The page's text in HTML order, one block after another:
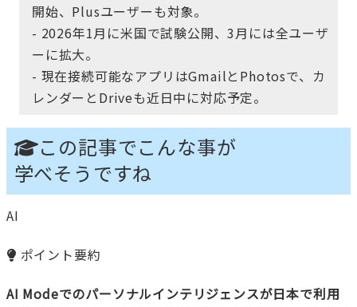
開始、Plusユーザーも対象。
- 2026年1月に米国で試験公開、3月には全ユーザ
ーに拡大。
- 現在接続可能なアプリはGmailとPhotosで、カ
レンダーとDriveも近日中に対応予定。
この記事でこんな事が
学べそうですね
AI
ポイント要約
AI Modeでのパーソナルインテリジェンスが日本で利用